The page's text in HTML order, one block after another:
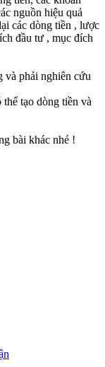
nguồn hiệu quả
các dòng tiền , lược
đầu tư , mục đích
và phải nghiên cứu
tạo dòng tiền và
bài khác nhé !